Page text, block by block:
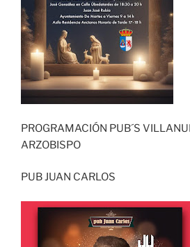
PROGRAMACIÓN PUB´S
ARZOBISPO
PUB JUAN CARLOS